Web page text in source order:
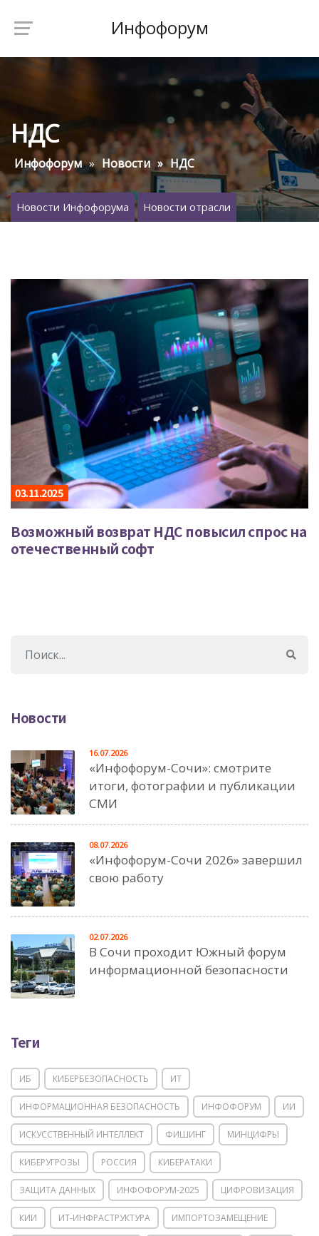
Инфофорум
НДС
Инфофорум Новости НДС
Новости Инфофорума Новости отрасли
03.11.2025
Возможный возврат НДС повысил спрос на
отечественный софт
Новости
«Инфофорум-Сочи»: смотрите
итоги, фотографии и публикации
СМИ
16.07.2026
«Инфофорум-Сочи 2026» завершил
свою работу
08.07.2026
В Сочи проходит Южный форум
информационной безопасности
02.07.2026
Теги
ИБ КИБЕРБЕЗОПАСНОСТЬ ИТ
ИНФОРМАЦИОННАЯ БЕЗОПАСНОСТЬ ИНФОФОРУМ ИИ
ИСКУССТВЕННЫЙ ИНТЕЛЛЕКТ ФИШИНГ МИНЦИФРЫ
КИБЕРУГРОЗЫ РОССИЯ КИБЕРАТАКИ
ЗАЩИТА ДАННЫХ ИНФОФОРУМ-2025 ЦИФРОВИЗАЦИЯ
КИИ ИТ-ИНФРАСТРУКТУРА ИМПОРТОЗАМЕЩЕНИЕ